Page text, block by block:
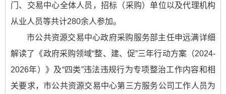
门、交易中心全体人员，招标（采购）单位以及代理机构
从业人员等共计280余人参加。
市公共资源交易中心政府采购服务部主任申远满详细
解读了《政府采购领域“整、建、促”三年行动方案（2024-
2026年）》及“四类”违法违规行为专项整治工作内容和相
关要求，市公共资源交易中心第三方服务公司工作人员为